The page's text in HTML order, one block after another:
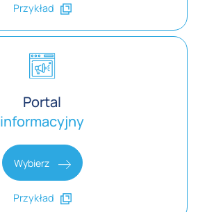
Przykład
Portal
informacyjny
Wybierz
Przykład